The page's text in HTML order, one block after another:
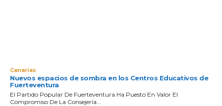
Canarias
Nuevos espacios de sombra en los Centros Educativos de
Fuerteventura
El Partido Popular De Fuerteventura Ha Puesto En Valor El
Compromiso De La Consejería...